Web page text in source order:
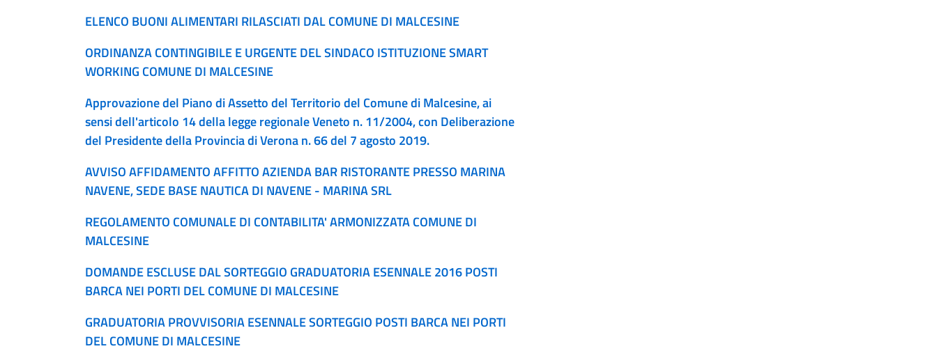
ELENCO BUONI ALIMENTARI RILASCIATI DAL COMUNE DI MALCESINE
ORDINANZA CONTINGIBILE E URGENTE DEL SINDACO ISTITUZIONE SMART
WORKING COMUNE DI MALCESINE
Approvazione del Piano di Assetto del Territorio del Comune di Malcesine, ai
sensi dell'articolo 14 della legge regionale Veneto n. 11/2004, con Deliberazione
del Presidente della Provincia di Verona n. 66 del 7 agosto 2019.
AVVISO AFFIDAMENTO AFFITTO AZIENDA BAR RISTORANTE PRESSO MARINA
NAVENE, SEDE BASE NAUTICA DI NAVENE - MARINA SRL
REGOLAMENTO COMUNALE DI CONTABILITA' ARMONIZZATA COMUNE DI
MALCESINE
DOMANDE ESCLUSE DAL SORTEGGIO GRADUATORIA ESENNALE 2016 POSTI
BARCA NEI PORTI DEL COMUNE DI MALCESINE
GRADUATORIA PROVVISORIA ESENNALE SORTEGGIO POSTI BARCA NEI PORTI
DEL COMUNE DI MALCESINE